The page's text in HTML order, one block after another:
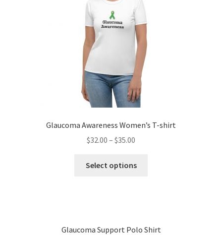
Glaucoma Awareness Women’s T-shirt
$32.00 – $35.00
Select options
Glaucoma Support Polo Shirt